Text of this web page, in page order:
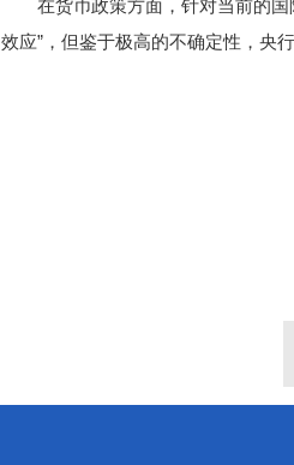
在货币政策方面，针对当前的国
效应”，但鉴于极高的不确定性，央